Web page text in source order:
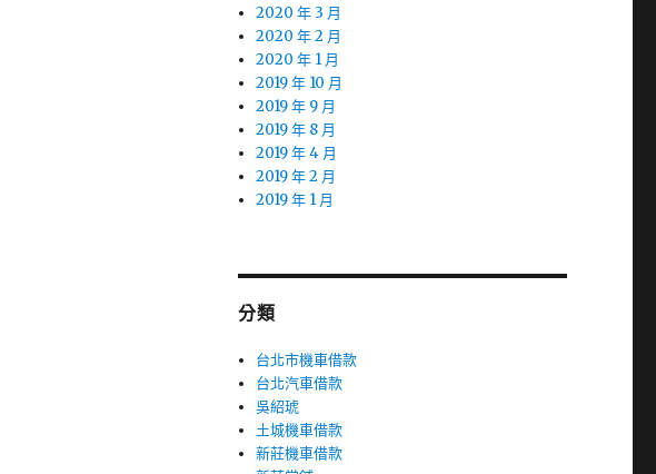
2020 年 3 月
2020 年 2 月
2020 年 1 月
2019 年 10 月
2019 年 9 月
2019 年 8 月
2019 年 4 月
2019 年 2 月
2019 年 1 月
分類
台北市機車借款
台北汽車借款
吳紹琥
土城機車借款
新莊機車借款